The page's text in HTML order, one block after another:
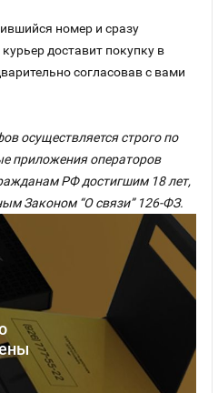
номер и сразу
доставит покупку в
согласовав с вами
осуществляется строго по
приложения операторов
РФ достигшим 18 лет,
Законом “О связи” 126-ФЗ.